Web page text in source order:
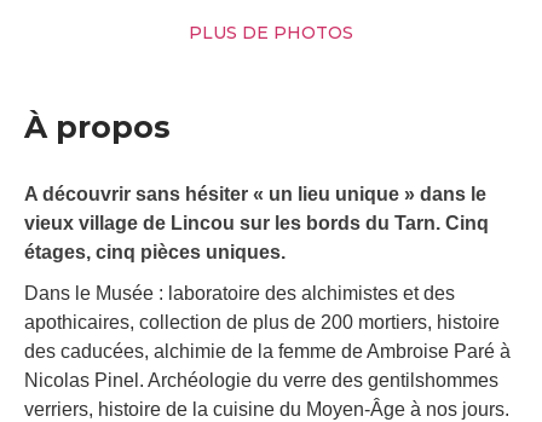
PLUS DE PHOTOS
À propos
A découvrir sans hésiter « un lieu unique » dans le
vieux village de Lincou sur les bords du Tarn. Cinq
étages, cinq pièces uniques.
Dans le Musée : laboratoire des alchimistes et des
apothicaires, collection de plus de 200 mortiers, histoire
des caducées, alchimie de la femme de Ambroise Paré à
Nicolas Pinel. Archéologie du verre des gentilshommes
verriers, histoire de la cuisine du Moyen-Âge à nos jours.